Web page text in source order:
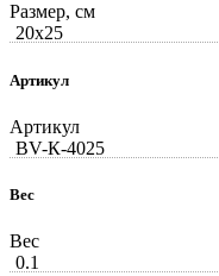
Размер, см
20x25
Артикул
Артикул
BV-К-4025
Вес
Вес
0.1